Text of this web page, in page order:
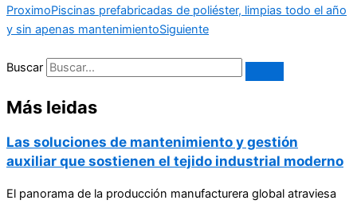
ProximoPiscinas prefabricadas de poliéster, limpias todo el año
y sin apenas mantenimientoSiguiente
Buscar
Más leidas
Las soluciones de mantenimiento y gestión
auxiliar que sostienen el tejido industrial moderno
El panorama de la producción manufacturera global atraviesa